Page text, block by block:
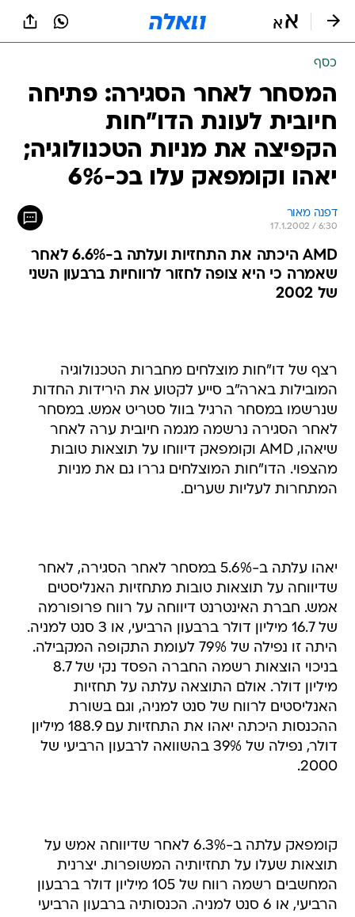
כסף
המסחר לאחר הסגירה: פתיחה
חיובית לעונת הדו"חות
הקפיצה את מניות הטכנולוגיה;
יאהו וקומפאק עלו בכ-6%
דפנה מאור
17.1.2002 / 6:30
AMD היכתה את התחזיות ועלתה ב-6.6% לאחר
שאמרה כי היא צופה לחזור לרווחיות ברבעון השני
של 2002
רצף של דו"חות מוצלחים מחברות הטכנולוגיה
המובילות בארה"ב סייע לקטוע את הירידות החדות
שנרשמו במסחר הרגיל בוול סטריט אמש. במסחר
לאחר הסגירה נרשמה מגמה חיובית ערה לאחר
שיאהו, AMD וקומפאק דיווחו על תוצאות טובות
מהצפוי. הדו"חות המוצלחים גררו גם את מניות
המתחרות לעליות שערים.
יאהו עלתה ב-5.6% במסחר לאחר הסגירה, לאחר
שדיווחה על תוצאות טובות מתחזיות האנליסטים
אמש. חברת האינטרנט דיווחה על רווח פרופורמה
של 16.7 מיליון דולר ברבעון הרביעי, או 3 סנט למניה.
היתה זו נפילה של 79% לעומת התקופה המקבילה.
בניכוי הוצאות רשמה החברה הפסד נקי של 8.7
מיליון דולר. אולם התוצאה עלתה על תחזיות
האנליסטים לרווח של סנט למניה, וגם בשורת
ההכנסות היכתה יאהו את התחזיות עם 188.9 מיליון
דולר, נפילה של 39% בהשוואה לרבעון הרביעי של
2000.
קומפאק עלתה ב-6.3% לאחר שדיווחה אמש על
תוצאות שעלו על תחזיותיה המשופרות. יצרנית
המחשבים רשמה רווח של 105 מיליון דולר ברבעון
הרביעי, או 6 סנט למניה. הכנסותיה ברבעון הרביעי